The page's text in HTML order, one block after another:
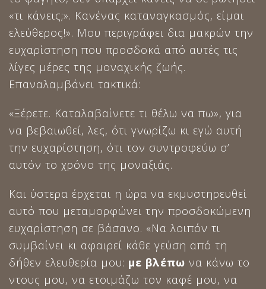
«τι κάνεις;». Κανένας καταναγκασμός, είμαι
ελεύθερος!». Μου περιγράφει δια μακρών την
ευχαρίστηση που προσδοκά από αυτές τις
λίγες μέρες της μοναχικής ζωής.
Επαναλαμβάνει τακτικά:
«Ξέρετε. Καταλαβαίνετε τι θέλω να πω», για
να βεβαιωθεί, λες, ότι γνωρίζω κι εγώ αυτή
την ευχαρίστηση, ότι τον συντροφεύω σ’
αυτόν το χρόνο της μοναξιάς.
Και ύστερα έρχεται η ώρα να εκμυστηρευθεί
αυτό που μεταμορφώνει την προσδοκώμενη
ευχαρίστηση σε βάσανο. «Να λοιπόν τι
συμβαίνει κι αφαιρεί κάθε γεύση από τη
δήθεν ελευθερία μου: με βλέπω να κάνω το
ντους μου, να ετοιμάζω τον καφέ μου, να